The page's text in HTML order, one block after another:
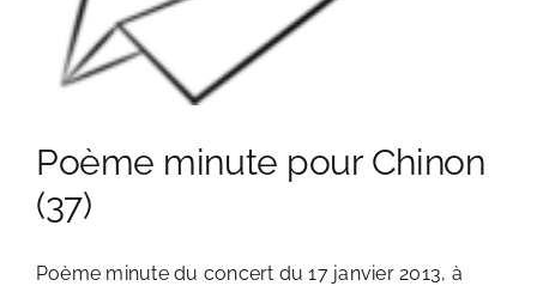
Poème minute pour Chinon
(37)
Poème minute du concert du 17 janvier 2013, à